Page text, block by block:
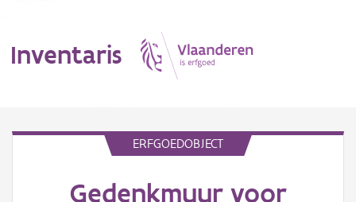
Inventaris
Erfgoedobject
ERFGOEDOBJECT
Gedenkmuur voor